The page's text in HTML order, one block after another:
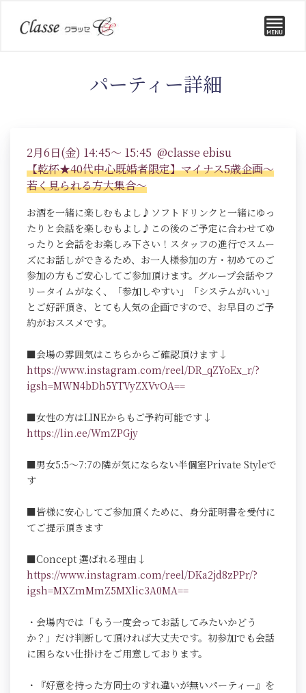
パーティー詳細
2月6日(金) 14:45～ 15:45 @classe ebisu
【乾杯★40代中心既婚者限定】マイナス5歳企画～
若く見られる方大集合～
お酒を一緒に楽しむもよし♪ソフトドリンクと一緒にゆっ
たりと会話を楽しむもよし♪この後のご予定に合わせてゆ
ったりと会話をお楽しみ下さい！スタッフの進行でスムー
ズにお話しができるため、お一人様参加の方・初めてのご
参加の方もご安心してご参加頂けます。グループ会話やフ
リータイムがなく、「参加しやすい」「システムがいい」
とご好評頂き、とても人気の企画ですので、お早目のご予
約がおススメです。
■会場の雰囲気はこちらからご確認頂けます↓
https://www.instagram.com/reel/DR_qZYoEx_r/?
igsh=MWN4bDh5YTVyZXVvOA==
■女性の方はLINEからもご予約可能です↓
https://lin.ee/WmZPGjy
■男女5:5～7:7の隣が気にならない半個室Private Styleで
す
■皆様に安心してご参加頂くために、身分証明書を受付に
てご提示頂きます
■Concept 選ばれる理由↓
https://www.instagram.com/reel/DKa2jd8zPPr/?
igsh=MXZmMmZ5MXlic3A0MA==
・会場内では「もう一度会ってお話してみたいかどう
か？」だけ判断して頂ければ大丈夫です。初参加でも会話
に困らない仕掛けをご用意しております。
・『好意を持った方同士のすれ違いが無いパーティー』を